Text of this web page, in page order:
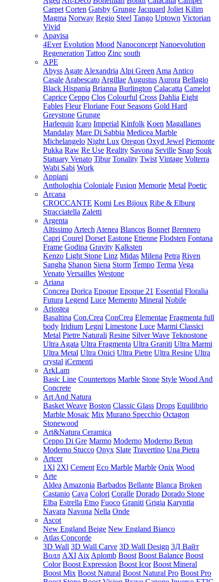
Carpet Corten Gatsby Grunge Jacquard Joliet Kilim
Magma Norway Regio Steel Tango Uptown Victorian
Vivid
Apavisa
4Ever Evolution Mood Nanoconcept Nanoevolution
Regeneration Tattoo Zinc south
APE
Abyss Agate Alexandria Alpi Green Ama Antico
Casale Arabescato Argillae Augustus Aurora Bellagio
Black Hispania Brianna Burlington Calacatta Camelot
Caprice Ceppo Clos Colourful Cross Dahlia Eight
Fables Fleur Floriane Four Seasons Gold Hard
Greystone Grunge
Harlequin Icaro Imperial Kinfolk Koen Magallanes
Mandalay Mare Di Sabbia Medicea Marble
Michelangelo Night Lux Oregon Oxyd Jewel Piemonte
Pukka Raw Re Use Reality Savona Seville Snap Souk
Statuary Venato Tibur Tonality Twist Vintage Volterra
Wabi Sabi Work
Appiani
Anthologhia Coloniale Fusion Memorie Metal Poetic
Arcana
CROCCANTE Komi Les Bijoux Ribe & Elburg
Stracciatella Zaletti
Argenta
Altissimo Artech Atenea Blancos Bonnet Brennero
Capri Courel Dorset Eastone Etienne Flodsten Fontana
Frame Godina Gravity Kalksten
Kenzo Light Stone Linz Midas Milena Petra Riven
Sangha Shanon Siena Storm Tempo Terma Vega
Venato Versailles Westone
Ariana
Concrea Dorica Epoque Epoque 21 Essential Floralia
Futura Legend Luce Memento Mineral Nobile
Ariostea
Basaltina Con.Crea ConCrea Elementae Fragmenta full
body Iridium Legni Limestone Luce Marmi Classici
Metal Pietre Naturali Resine Silver Wave Teknostone
Ultra Agata Ultra Fragmenta Ultra Graniti Ultra Marmi
Ultra Metal Ultra Onici Ultra Pietre Ultra Resine Ultra
crystal iCementi
ArkLam
Basic Line Countertops Marble Stone Style Wood And
Concrete
Art And Natura
Basket Weave Boston Classic Glass Drops Equilibrio
Marble Mosaic Mix Murano Specchio Octagon
Stonewood
Art&Natura Ceramica
Ceppo Di Gre Marmo Moderno Moderno Beton
Moderno Stucco Onyx Slate Travertino Una Pietra
Artcer
1Xl 2Xl Cement Eco Marble Marble Onix Wood
Arte
Aldea Amazonia Barbados Bellante Blanca Broken
Castanio Cava Colori Coralle Dorado Dorado Stone
Elba Estrella Etno Fuoco Graniti Grigia Karyntia
Navara Navona Nella Onde
Ascot
New England Beige New England Bianco
Atlas Concorde
3D Wall 3D Wall Carve 3D Wall Design 3Д Вайт
Волл AXI Aix Aplomb Boost Boost Balance Boost
Color Boost Expression Boost Icor Boost Mineral
Boost Mix Boost Natural Boost Natural Pro Boost Pro